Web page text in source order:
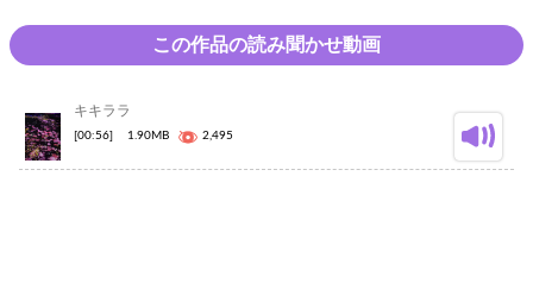
この作品の読み聞かせ動画
キキララ
[00:56] 1.90MB 2,495